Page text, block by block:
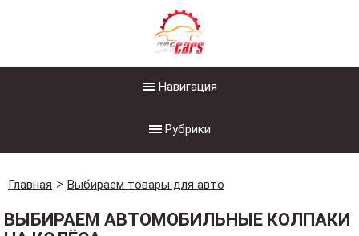
Навигация
Рубрики
Главная Выбираем товары для авто
ВЫБИРАЕМ АВТОМОБИЛЬНЫЕ КОЛПАКИ